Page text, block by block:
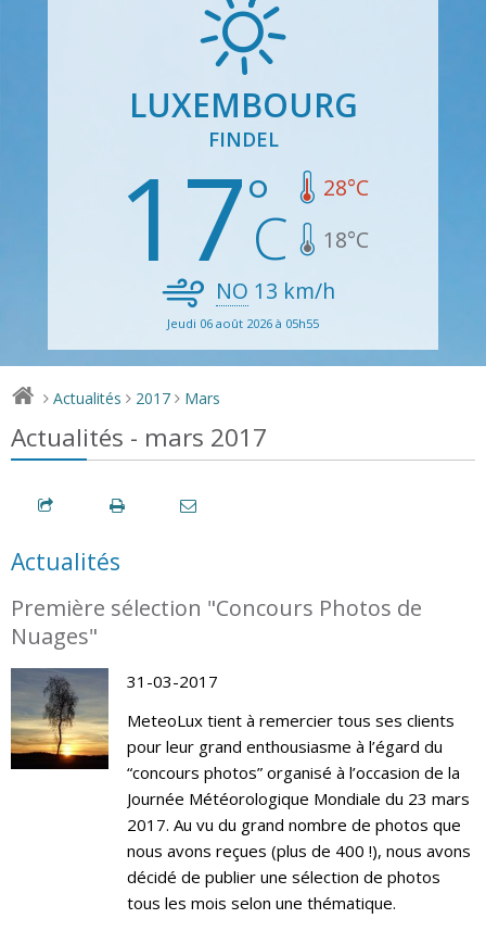
LUXEMBOURG
FINDEL
17 28°C
18°C
NO 13 km/h
Jeudi 06 août 2026 à 05h55
> Actualités > 2017 > Mars
Actualités - mars 2017
Actualités
Première sélection "Concours Photos de
Nuages"
31-03-2017
MeteoLux tient à remercier tous ses clients
pour leur grand enthousiasme à l’égard du
“concours photos” organisé à l’occasion de la
Journée Météorologique Mondiale du 23 mars
2017. Au vu du grand nombre de photos que
nous avons reçues (plus de 400 !), nous avons
décidé de publier une sélection de photos
tous les mois selon une thématique.